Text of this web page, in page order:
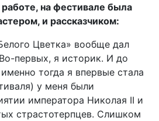
на фестивале была
и рассказчиком:
Цветка» вообще дал
первых, я историк. И до
тогда я впервые стала
у меня были
императора Николая II и
страстотерпцев. Слишком